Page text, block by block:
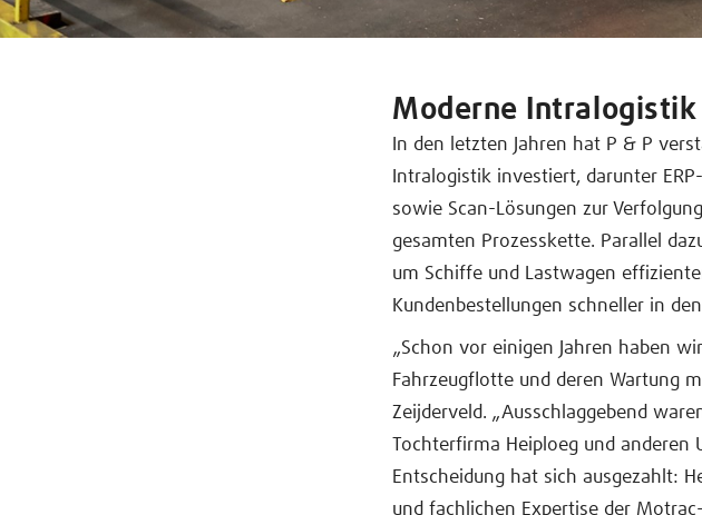
Moderne Intralogistik
In den letzten Jahren hat P & P
Intralogistik investiert, darunter
sowie Scan-Lösungen zur
gesamten Prozesskette. Parallel
um Schiffe und Lastwagen
Kundenbestellungen schneller in
„Schon vor einigen Jahren haben
Fahrzeugflotte und deren Wartung
Zeijderveld. „Ausschlaggebend
Tochterfirma Heiploeg und
Entscheidung hat sich ausgezahlt:
und fachlichen Expertise der